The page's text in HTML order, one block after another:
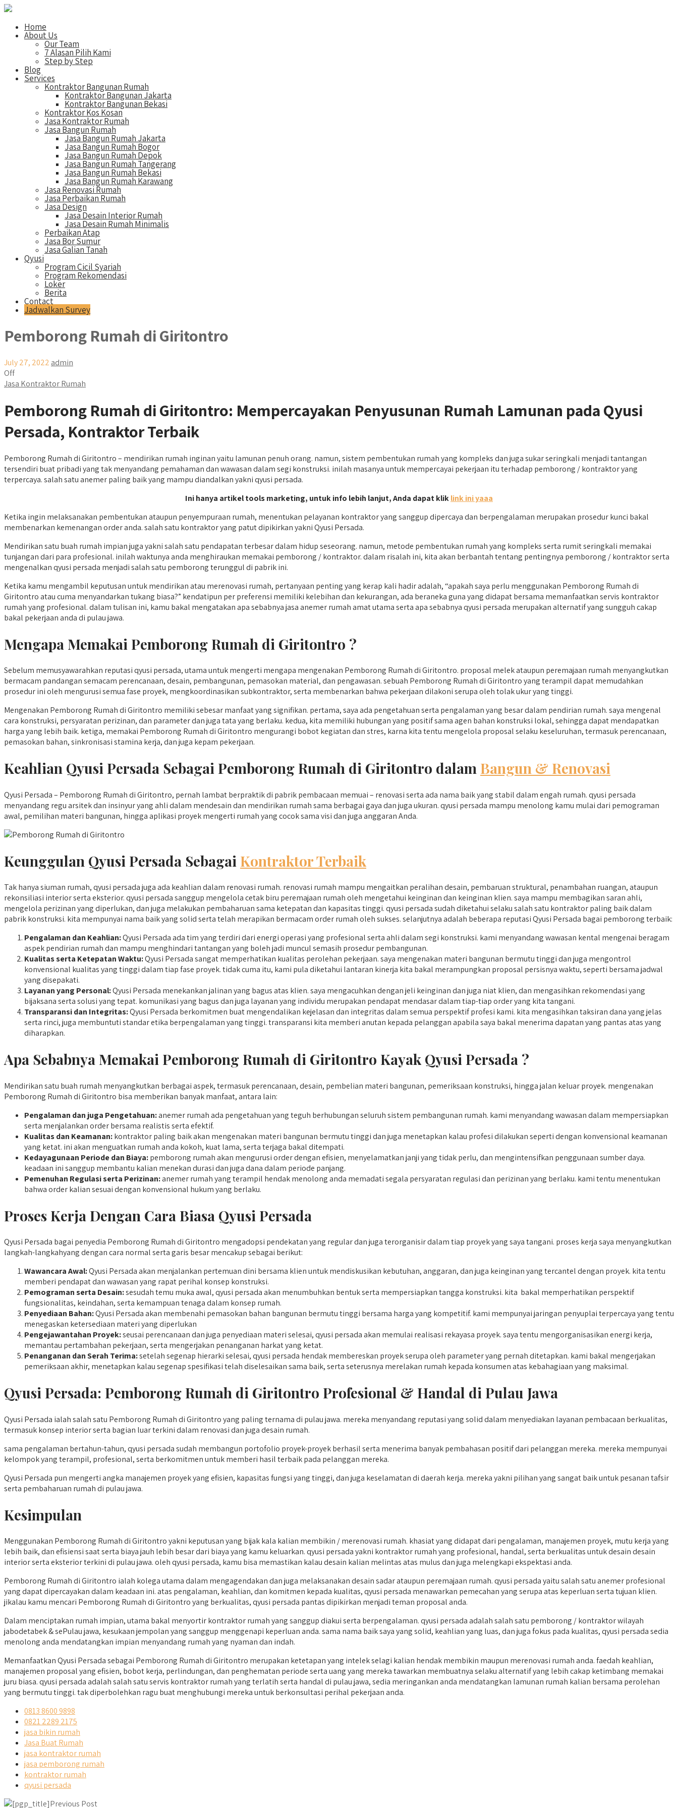
Home
About Us
Our Team
7 Alasan Pilih Kami
Step by Step
Blog
Services
Kontraktor Bangunan Rumah
Kontraktor Bangunan Jakarta
Kontraktor Bangunan Bekasi
Kontraktor Kos Kosan
Jasa Kontraktor Rumah
Jasa Bangun Rumah
Jasa Bangun Rumah Jakarta
Jasa Bangun Rumah Bogor
Jasa Bangun Rumah Depok
Jasa Bangun Rumah Tangerang
Jasa Bangun Rumah Bekasi
Jasa Bangun Rumah Karawang
Jasa Renovasi Rumah
Jasa Perbaikan Rumah
Jasa Design
Jasa Desain Interior Rumah
Jasa Desain Rumah Minimalis
Perbaikan Atap
Jasa Bor Sumur
Jasa Galian Tanah
Qyusi
Program Cicil Syariah
Program Rekomendasi
Loker
Berita
Contact
Jadwalkan Survey
Pemborong Rumah di Giritontro
July 27, 2022 admin
Off
Jasa Kontraktor Rumah
Pemborong Rumah di Giritontro: Mempercayakan Penyusunan Rumah Lamunan pada Qyusi
Persada, Kontraktor Terbaik
Pemborong Rumah di Giritontro – mendirikan rumah inginan yaitu lamunan penuh orang. namun, sistem pembentukan rumah yang kompleks dan juga sukar seringkali menjadi tantangan
tersendiri buat pribadi yang tak menyandang pemahaman dan wawasan dalam segi konstruksi. inilah masanya untuk mempercayai pekerjaan itu terhadap pemborong / kontraktor yang
terpercaya. salah satu anemer paling baik yang mampu diandalkan yakni qyusi persada.
Ini hanya artikel tools marketing, untuk info lebih lanjut, Anda dapat kliklink ini yaaa
Ketika ingin melaksanakan pembentukan ataupun penyempuraan rumah, menentukan pelayanan kontraktor yang sanggup dipercaya dan berpengalaman merupakan prosedur kunci bakal
membenarkan kemenangan order anda. salah satu kontraktor yang patut dipikirkan yakni Qyusi Persada.
Mendirikan satu buah rumah impian juga yakni salah satu pendapatan terbesar dalam hidup seseorang. namun, metode pembentukan rumah yang kompleks serta rumit seringkali memakai
tunjangan dari para profesional. inilah waktunya anda menghiraukan memakai pemborong / kontraktor. dalam risalah ini, kita akan berbantah tentang pentingnya pemborong / kontraktor serta
mengenalkan qyusi persada menjadi salah satu pemborong terunggul di pabrik ini.
Ketika kamu mengambil keputusan untuk mendirikan atau merenovasi rumah, pertanyaan penting yang kerap kali hadir adalah, “apakah saya perlu menggunakan Pemborong Rumah di
Giritontro atau cuma menyandarkan tukang biasa?” kendatipun per preferensi memiliki kelebihan dan kekurangan, ada beraneka guna yang didapat bersama memanfaatkan servis kontraktor
rumah yang profesional. dalam tulisan ini, kamu bakal mengatakan apa sebabnya jasa anemer rumah amat utama serta apa sebabnya qyusi persada merupakan alternatif yang sungguh cakap
bakal pekerjaan anda di pulau jawa.
Mengapa Memakai Pemborong Rumah di Giritontro ?
Sebelum memusyawarahkan reputasi qyusi persada, utama untuk mengerti mengapa mengenakan Pemborong Rumah di Giritontro. proposal melek ataupun peremajaan rumah menyangkutkan
bermacam pandangan semacam perencanaan, desain, pembangunan, pemasokan material, dan pengawasan. sebuah Pemborong Rumah di Giritontro yang terampil dapat memudahkan
prosedur ini oleh mengurusi semua fase proyek, mengkoordinasikan subkontraktor, serta membenarkan bahwa pekerjaan dilakoni serupa oleh tolak ukur yang tinggi.
Mengenakan Pemborong Rumah di Giritontro memiliki sebesar manfaat yang signifikan. pertama, saya ada pengetahuan serta pengalaman yang besar dalam pendirian rumah. saya mengenal
cara konstruksi, persyaratan perizinan, dan parameter dan juga tata yang berlaku. kedua, kita memiliki hubungan yang positif sama agen bahan konstruksi lokal, sehingga dapat mendapatkan
harga yang lebih baik. ketiga, memakai Pemborong Rumah di Giritontro mengurangi bobot kegiatan dan stres, karna kita tentu mengelola proposal selaku keseluruhan, termasuk perencanaan,
pemasokan bahan, sinkronisasi stamina kerja, dan juga kepam pekerjaan.
Keahlian Qyusi Persada Sebagai Pemborong Rumah di Giritontro dalam Bangun & Renovasi
Qyusi Persada – Pemborong Rumah di Giritontro, pernah lambat berpraktik di pabrik pembacaan memuai – renovasi serta ada nama baik yang stabil dalam engah rumah. qyusi persada
menyandang regu arsitek dan insinyur yang ahli dalam mendesain dan mendirikan rumah sama berbagai gaya dan juga ukuran. qyusi persada mampu menolong kamu mulai dari pemograman
awal, pemilihan materi bangunan, hingga aplikasi proyek mengerti rumah yang cocok sama visi dan juga anggaran Anda.
Keunggulan Qyusi Persada Sebagai Kontraktor Terbaik
Tak hanya siuman rumah, qyusi persada juga ada keahlian dalam renovasi rumah. renovasi rumah mampu mengaitkan peralihan desain, pembaruan struktural, penambahan ruangan, ataupun
rekonsiliasi interior serta eksterior. qyusi persada sanggup mengelola cetak biru peremajaan rumah oleh mengetahui keinginan dan keinginan klien. saya mampu membagikan saran ahli,
mengelola perizinan yang diperlukan, dan juga melakukan pembaharuan sama ketepatan dan kapasitas tinggi. qyusi persada sudah diketahui selaku salah satu kontraktor paling baik dalam
pabrik konstruksi. kita mempunyai nama baik yang solid serta telah merapikan bermacam order rumah oleh sukses. selanjutnya adalah beberapa reputasi Qyusi Persada bagai pemborong terbaik:
Pengalaman dan Keahlian:Qyusi Persada ada tim yang terdiri dari energi operasi yang profesional serta ahli dalam segi konstruksi. kami menyandang wawasan kental mengenai beragam
aspek pendirian rumah dan mampu menghindari tantangan yang boleh jadi muncul semasih prosedur pembangunan.
Kualitas serta Ketepatan Waktu:Qyusi Persada sangat memperhatikan kualitas perolehan pekerjaan. saya mengenakan materi bangunan bermutu tinggi dan juga mengontrol
konvensional kualitas yang tinggi dalam tiap fase proyek. tidak cuma itu, kami pula diketahui lantaran kinerja kita bakal merampungkan proposal persisnya waktu, seperti bersama jadwal
yang disepakati.
Layanan yang Personal:Qyusi Persada menekankan jalinan yang bagus atas klien. saya mengacuhkan dengan jeli keinginan dan juga niat klien, dan mengasihkan rekomendasi yang
bijaksana serta solusi yang tepat. komunikasi yang bagus dan juga layanan yang individu merupakan pendapat mendasar dalam tiap-tiap order yang kita tangani.
Transparansi dan Integritas:Qyusi Persada berkomitmen buat mengendalikan kejelasan dan integritas dalam semua perspektif profesi kami. kita mengasihkan taksiran dana yang jelas
serta rinci, juga membuntuti standar etika berpengalaman yang tinggi. transparansi kita memberi anutan kepada pelanggan apabila saya bakal menerima dapatan yang pantas atas yang
diharapkan.
Apa Sebabnya Memakai Pemborong Rumah di Giritontro Kayak Qyusi Persada ?
Mendirikan satu buah rumah menyangkutkan berbagai aspek, termasuk perencanaan, desain, pembelian materi bangunan, pemeriksaan konstruksi, hingga jalan keluar proyek. mengenakan
Pemborong Rumah di Giritontro bisa memberikan banyak manfaat, antara lain:
Pengalaman dan juga Pengetahuan:anemer rumah ada pengetahuan yang teguh berhubungan seluruh sistem pembangunan rumah. kami menyandang wawasan dalam mempersiapkan
serta menjalankan order bersama realistis serta efektif.
Kualitas dan Keamanan:kontraktor paling baik akan mengenakan materi bangunan bermutu tinggi dan juga menetapkan kalau profesi dilakukan seperti dengan konvensional keamanan
yang ketat. ini akan menguatkan rumah anda kokoh, kuat lama, serta terjaga bakal ditempati.
Kedayagunaan Periode dan Biaya:pemborong rumah akan mengurusi order dengan efisien, menyelamatkan janji yang tidak perlu, dan mengintensifkan penggunaan sumber daya.
keadaan ini sanggup membantu kalian menekan durasi dan juga dana dalam periode panjang.
Pemenuhan Regulasi serta Perizinan:anemer rumah yang terampil hendak menolong anda memadati segala persyaratan regulasi dan perizinan yang berlaku. kami tentu menentukan
bahwa order kalian sesuai dengan konvensional hukum yang berlaku.
Proses Kerja Dengan Cara Biasa Qyusi Persada
Qyusi Persada bagai penyedia Pemborong Rumah di Giritontro mengadopsi pendekatan yang regular dan juga terorganisir dalam tiap proyek yang saya tangani. proses kerja saya menyangkutkan
langkah-langkahyang dengan cara normal serta garis besar mencakup sebagai berikut:
Wawancara Awal:Qyusi Persada akan menjalankan pertemuan dini bersama klien untuk mendiskusikan kebutuhan, anggaran, dan juga keinginan yang tercantel dengan proyek. kita tentu
memberi pendapat dan wawasan yang rapat perihal konsep konstruksi.
Pemograman serta Desain:sesudah temu muka awal, qyusi persada akan menumbuhkan bentuk serta mempersiapkan tangga konstruksi. kita bakal memperhatikan perspektif
fungsionalitas, keindahan, serta kemampuan tenaga dalam konsep rumah.
Penyediaan Bahan:Qyusi Persada akan membenahi pemasokan bahan bangunan bermutu tinggi bersama harga yang kompetitif. kami mempunyai jaringan penyuplai terpercaya yang tentu
menegaskan ketersediaan materi yang diperlukan
Pengejawantahan Proyek:seusai perencanaan dan juga penyediaan materi selesai, qyusi persada akan memulai realisasi rekayasa proyek. saya tentu mengorganisasikan energi kerja,
memantau pertambahan pekerjaan, serta mengerjakan penanganan harkat yang ketat.
Penanganan dan Serah Terima:setelah segenap hierarki selesai, qyusi persada hendak membereskan proyek serupa oleh parameter yang pernah ditetapkan. kami bakal mengerjakan
pemeriksaan akhir, menetapkan kalau segenap spesifikasi telah diselesaikan sama baik, serta seterusnya merelakan rumah kepada konsumen atas kebahagiaan yang maksimal.
Qyusi Persada: Pemborong Rumah di Giritontro Profesional & Handal di Pulau Jawa
Qyusi Persada ialah salah satu Pemborong Rumah di Giritontro yang paling ternama di pulau jawa. mereka menyandang reputasi yang solid dalam menyediakan layanan pembacaan berkualitas,
termasuk konsep interior serta bagian luar terkini dalam renovasi dan juga desain rumah.
sama pengalaman bertahun-tahun, qyusi persada sudah membangun portofolio proyek-proyek berhasil serta menerima banyak pembahasan positif dari pelanggan mereka. mereka mempunyai
kelompok yang terampil, profesional, serta berkomitmen untuk memberi hasil terbaik pada pelanggan mereka.
Qyusi Persada pun mengerti angka manajemen proyek yang efisien, kapasitas fungsi yang tinggi, dan juga keselamatan di daerah kerja. mereka yakni pilihan yang sangat baik untuk pesanan tafsir
serta pembaharuan rumah di pulau jawa.
Kesimpulan
Menggunakan Pemborong Rumah di Giritontro yakni keputusan yang bijak kala kalian membikin / merenovasi rumah. khasiat yang didapat dari pengalaman, manajemen proyek, mutu kerja yang
lebih baik, dan efisiensi saat serta biaya jauh lebih besar dari biaya yang kamu keluarkan. qyusi persada yakni kontraktor rumah yang profesional, handal, serta berkualitas untuk desain desain
interior serta eksterior terkini di pulau jawa. oleh qyusi persada, kamu bisa memastikan kalau desain kalian melintas atas mulus dan juga melengkapi ekspektasi anda.
Pemborong Rumah di Giritontro ialah kolega utama dalam mengagendakan dan juga melaksanakan desain sadar ataupun peremajaan rumah. qyusi persada yaitu salah satu anemer profesional
yang dapat dipercayakan dalam keadaan ini. atas pengalaman, keahlian, dan komitmen kepada kualitas, qyusi persada menawarkan pemecahan yang serupa atas keperluan serta tujuan klien.
jikalau kamu mencari Pemborong Rumah di Giritontro yang berkualitas, qyusi persada pantas dipikirkan menjadi teman proposal anda.
Dalam menciptakan rumah impian, utama bakal menyortir kontraktor rumah yang sanggup diakui serta berpengalaman. qyusi persada adalah salah satu pemborong / kontraktor wilayah
jabodetabek & sePulau jawa, kesukaan jempolan yang sanggup menggenapi keperluan anda. sama nama baik saya yang solid, keahlian yang luas, dan juga fokus pada kualitas, qyusi persada sedia
menolong anda mendatangkan impian menyandang rumah yang nyaman dan indah.
Memanfaatkan Qyusi Persada sebagai Pemborong Rumah di Giritontro merupakan ketetapan yang intelek selagi kalian hendak membikin maupun merenovasi rumah anda. faedah keahlian,
manajemen proposal yang efisien, bobot kerja, perlindungan, dan penghematan periode serta uang yang mereka tawarkan membuatnya selaku alternatif yang lebih cakap ketimbang memakai
juru biasa. qyusi persada adalah salah satu servis kontraktor rumah yang terlatih serta handal di pulau jawa, sedia meringankan anda mendatangkan lamunan rumah kalian bersama perolehan
yang bermutu tinggi. tak diperbolehkan ragu buat menghubungi mereka untuk berkonsultasi perihal pekerjaan anda.
0813 8600 9898
0821 2289 2175
jasa bikin rumah
Jasa Buat Rumah
jasa kontraktor rumah
jasa pemborong rumah
kontraktor rumah
qyusi persada
Previous Post